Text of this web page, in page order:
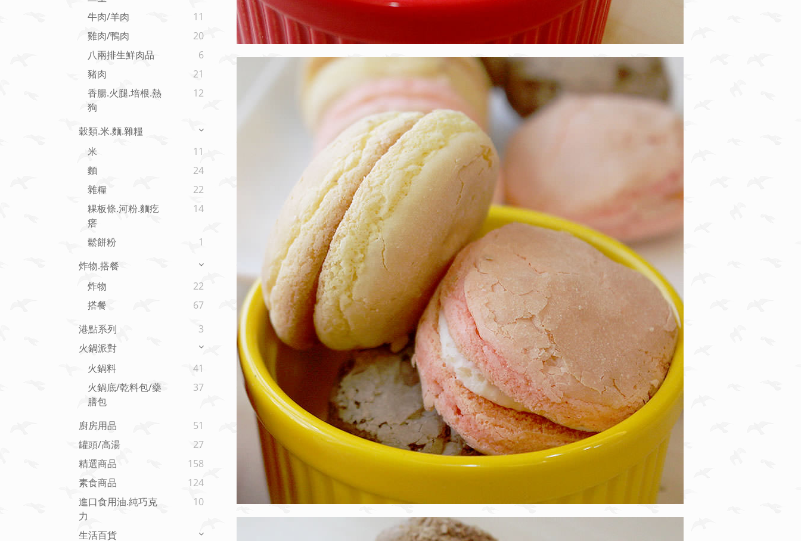
牛肉/羊肉
11
雞肉/鴨肉
20
八兩排生鮮肉品
6
豬肉
21
香腸.火腿.培根.熱
狗
12
穀類.米.麵.雜糧
米
11
麵
24
雜糧
22
粿板條.河粉.麵疙
瘩
14
鬆餅粉
1
炸物.搭餐
炸物
22
搭餐
67
港點系列
3
火鍋派對
火鍋料
41
火鍋底/乾料包/藥
膳包
37
廚房用品
51
罐頭/高湯
27
精選商品
158
素食商品
124
進口食用油.純巧克
力
10
生活百貨